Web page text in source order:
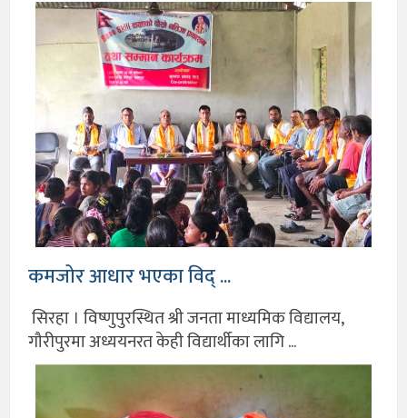
कमजोर आधार भएका विद् ...
सिरहा । विष्णुपुरस्थित श्री जनता माध्यमिक विद्यालय,
गौरीपुरमा अध्ययनरत केही विद्यार्थीका लागि ...